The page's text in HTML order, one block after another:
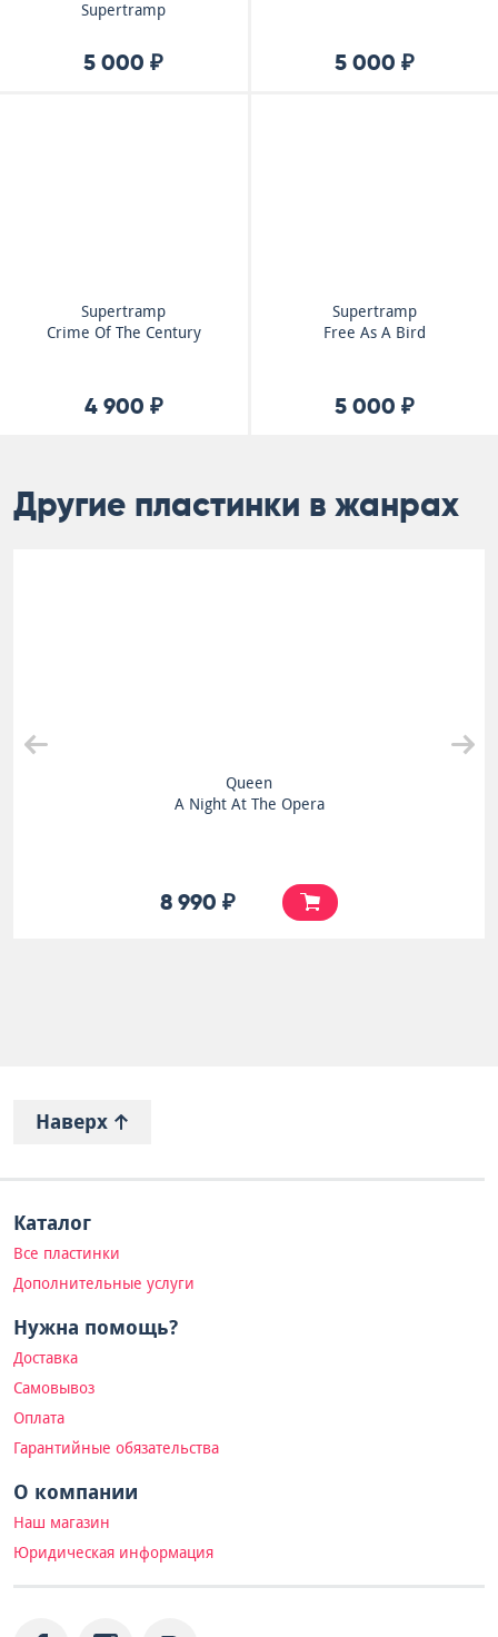
Supertramp
5 000 ₽ 5 000 ₽
Supertramp
Crime Of The Century
4 900 ₽
Supertramp
Free As A Bird
5 000 ₽
Другие пластинки в жанрах
Queen
A Night At The Opera
8 990 ₽
Наверх
Каталог
Все пластинки
Дополнительные услуги
Нужна помощь?
Доставка
Самовывоз
Оплата
Гарантийные обязательства
О компании
Наш магазин
Юридическая информация